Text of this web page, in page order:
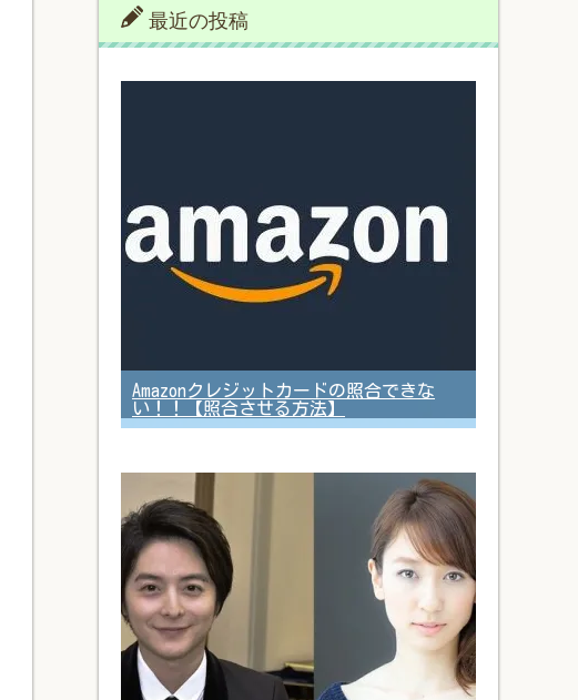
最近の投稿
Amazonクレジットカードの照合できな
い！！【照合させる方法】